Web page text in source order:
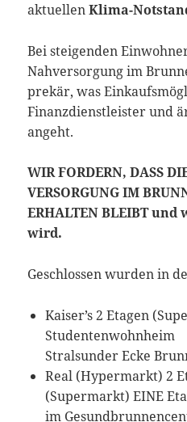
aktuellenKlima-
Bei steigenden
Nahversorgung im
prekär, was
Finanzdienstleister und
angeht.
WIR FORDERN, DASS
VERSORGUNG IM
ERHALTEN BLEIBT
wird.
Geschlossen wurden in
Kaiser’s 2 Etagen
Studentenwohnheim
Stralsunder Ecke
Real (Hypermarkt) 2
(Supermarkt) EINE
im